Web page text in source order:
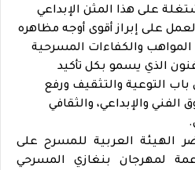
على هذا المثن الإبداعي
على إبراز أقوى أوجه مظاهره
المواهب والكفاءات المسرحية
الذي يسمو بكل تأكيد
باب التوعية والتثقيف ورفع
والإبداعي، والثقافي
الهيئة العربية للمسرح على
لمهرجان بنغازي المسرحي